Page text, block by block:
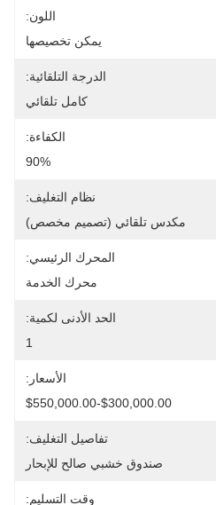
اللون:
يمكن تخصيصها
الدرجة التلقائية:
كامل تلقائي
الكفاءة:
90%
نظام التغليف:
مكدس تلقائي (تصميم مخصص)
المحرك الرئيسي:
محرك الخدمة
الحد الأدنى لكمية:
1
الأسعار:
$300,000.00-$550,000.00
تفاصيل التغليف:
صندوق خشبي صالح للإبحار
وقت التسليم: